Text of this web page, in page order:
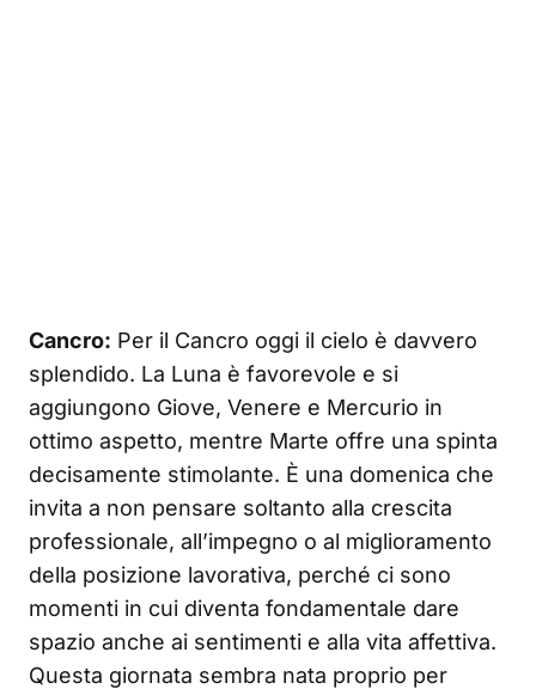
Cancro: Per il Cancro oggi il cielo è davvero
splendido. La Luna è favorevole e si
aggiungono Giove, Venere e Mercurio in
ottimo aspetto, mentre Marte offre una spinta
decisamente stimolante. È una domenica che
invita a non pensare soltanto alla crescita
professionale, all’impegno o al miglioramento
della posizione lavorativa, perché ci sono
momenti in cui diventa fondamentale dare
spazio anche ai sentimenti e alla vita affettiva.
Questa giornata sembra nata proprio per